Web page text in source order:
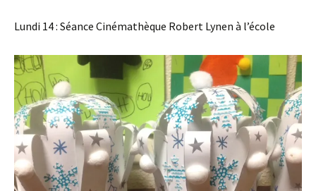
Lundi 14 : Séance Cinémathèque Robert Lynen à l’école